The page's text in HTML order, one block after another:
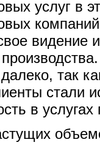
услуг в
видение
так
стали
в